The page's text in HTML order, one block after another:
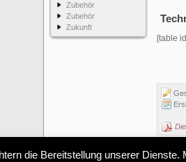
Zubehör
Zubehör
Zukunft
[table
die Bereitstellung unserer